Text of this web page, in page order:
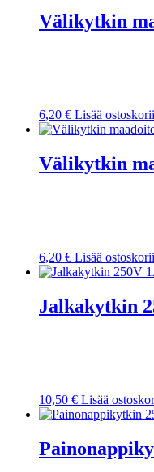
Välikytkin
6,20 € Lisää
Välikytkin
6,20 € Lisää
Jalkakytkin
10,50 € Lisää